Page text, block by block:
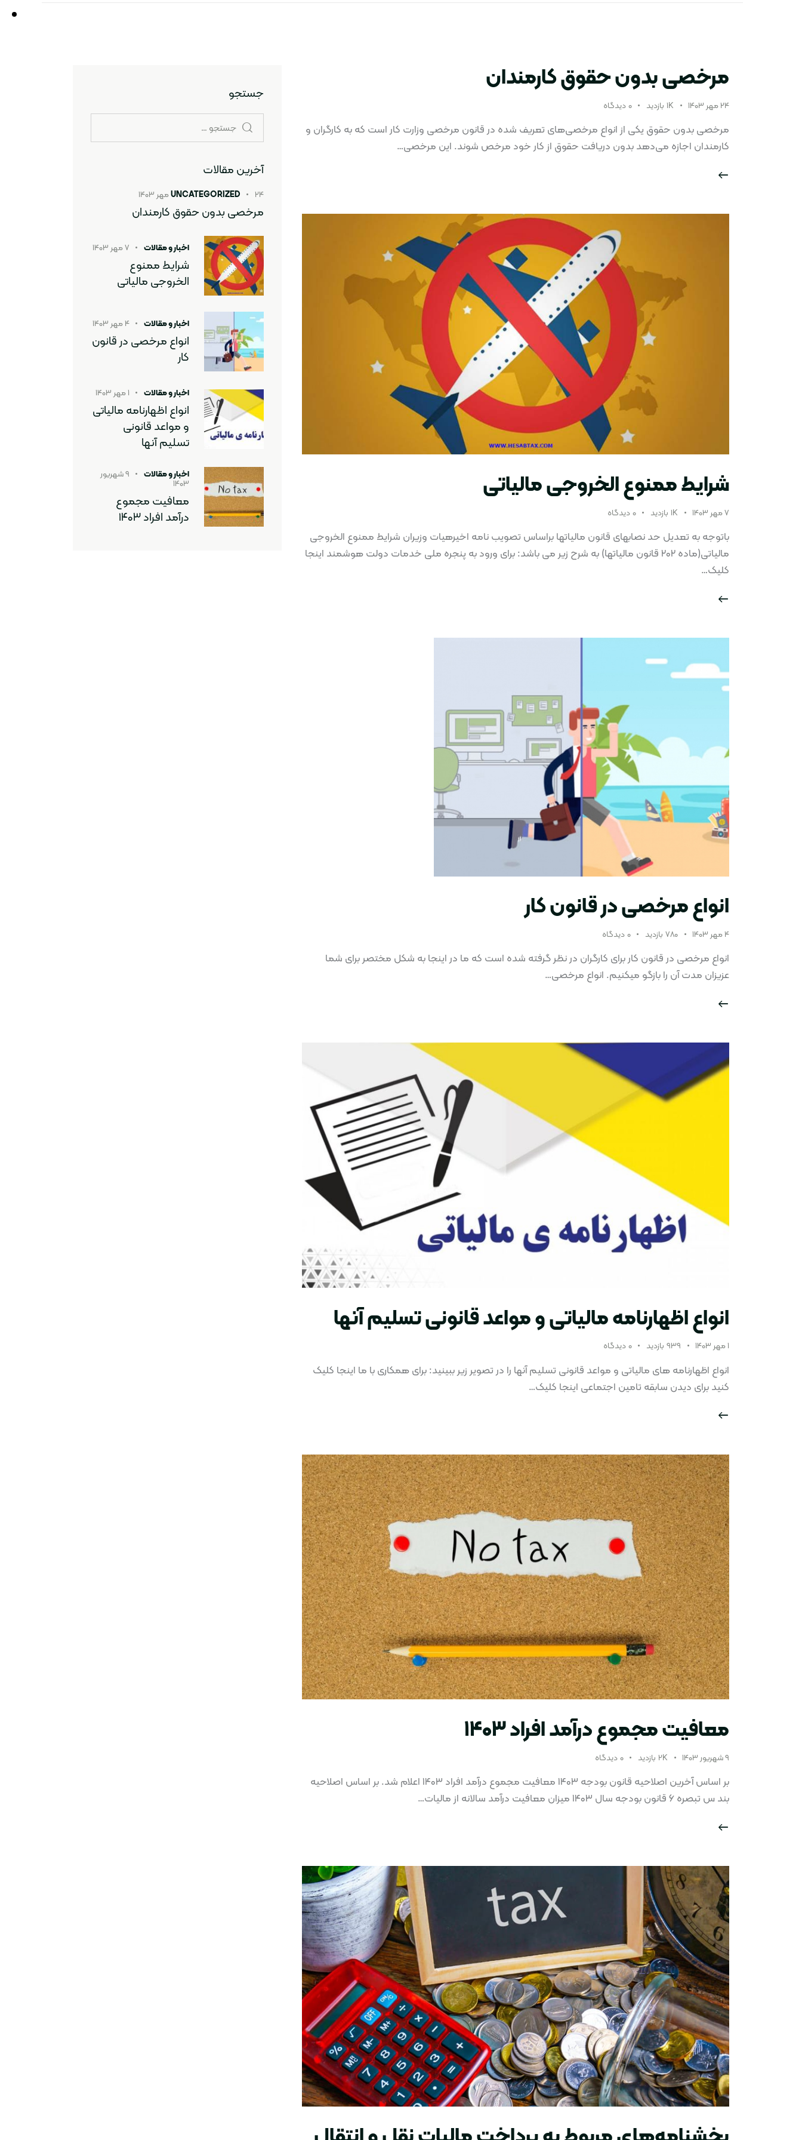
مرخصی بدون حقوق کارمندان
۲۴ مهر ۱۴۰۳ 1K بازدید ۰دیدگاه
مرخصی بدون حقوق یکی از انواع مرخصی‌های تعریف شده در قانون مرخصی وزارت کار است که به کارگران و
کارمندان اجازه می‌دهد بدون دریافت حقوق از کار خود مرخص شوند. این مرخصی…
شرایط ممنوع الخروجی مالیاتی
۷ مهر ۱۴۰۳ 1K بازدید ۰دیدگاه
باتوجه به تعدیل حد نصابهای قانون مالیاتها براساس تصویب نامه اخیرهیات وزیران شرایط ممنوع الخروجی
مالیاتی(ماده ۲۰۲ قانون مالیاتها) به شرح زیر می باشد: برای ورود به پنجره ملی خدمات دولت هوشمند اینجا
کلیک…
انواع مرخصی در قانون کار
۴ مهر ۱۴۰۳ ۷۸۰ بازدید ۰دیدگاه
انواع مرخصی در قانون کار برای کارگران در نظر گرفته شده است که ما در اینجا به شکل مختصر برای شما
عزیزان مدت آن را بازگو میکنیم. انواع مرخصی…
انواع اظهارنامه مالیاتی و مواعد قانونی تسلیم آنها
۱ مهر ۱۴۰۳ ۹۳۹ بازدید ۰دیدگاه
انواع اظهارنامه های مالیاتی و مواعد قانونی تسلیم آنها را در تصویر زیر ببینید: برای همکاری با ما اینجا کلیک
کنید برای دیدن سابقه تامین اجتماعی اینجا کلیک…
معافیت مجموع درآمد افراد ۱۴۰۳
۹ شهریور ۱۴۰۳ 2K بازدید ۰دیدگاه
بر اساس آخرین اصلاحیه قانون بودجه ۱۴۰۳ معافیت مجموع درآمد افراد ۱۴۰۳ اعلام شد. بر اساس اصلاحیه
بند س تبصره ۶ قانون بودجه سال ۱۴۰۳ میزان معافیت درآمد سالانه از مالیات…
جستجو
آخرین مقالات
UNCATEGORIZED ۲۴ مهر ۱۴۰۳
مرخصی بدون حقوق کارمندان
اخبار و مقالات ۷ مهر ۱۴۰۳
شرایط ممنوع
الخروجی مالیاتی
اخبار و مقالات ۴ مهر ۱۴۰۳
انواع مرخصی در قانون
کار
اخبار و مقالات ۱ مهر ۱۴۰۳
انواع اظهارنامه مالیاتی
و مواعد قانونی
تسلیم آنها
اخبار و مقالات ۹ شهریور
۱۴۰۳
معافیت مجموع
درآمد افراد ۱۴۰۳